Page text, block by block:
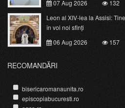
07 Aug 2026
132
Leon al XIV-lea la Assisi:
în voi noi sfinți
06 Aug 2026
157
RECOMANDĂRI
bisericaromanaunita.ro
episcopiabucuresti.ro